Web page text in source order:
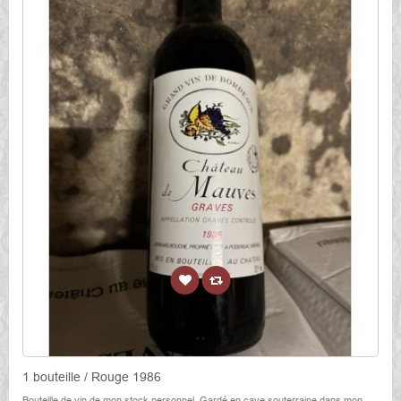
1 bouteille / Rouge 1986